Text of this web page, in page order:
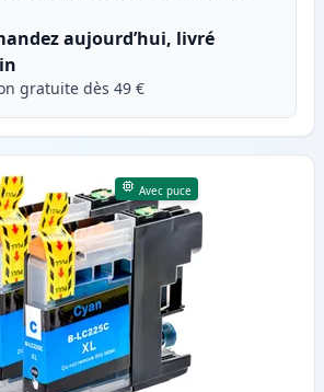
aujourd’hui, livré
gratuite dès 49 €
Avec puce